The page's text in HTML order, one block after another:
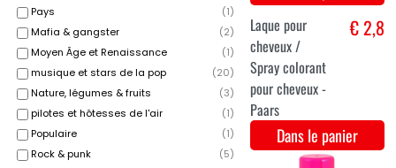
Pays
(1)
Mafia & gangster
(2)
Moyen Âge et Renaissance
(1)
musique et stars de la pop
(20)
Nature, légumes & fruits
(3)
pilotes et hôtesses de l'air
(1)
Populaire
(1)
Rock & punk
(5)
16gr Aqua
facepaint noir
€ 6
Dans le panier